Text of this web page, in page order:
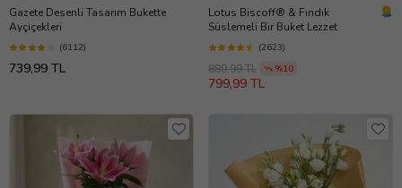
Gazete Desenli Tasarım Bukette
Ayçiçekleri
(6112)
739,99 TL
Lotus Biscoff® & Fındık
Süslemeli Bir Buket Lezzet
(2623)
889,99 TL %10
799,99 TL